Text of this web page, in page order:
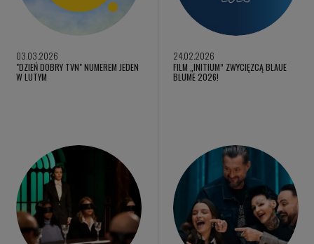
03.03.2026
"DZIEŃ DOBRY TVN" NUMEREM JEDEN
W LUTYM
24.02.2026
FILM „INITIUM” ZWYCIĘZCĄ BLAUE
BLUME 2026!